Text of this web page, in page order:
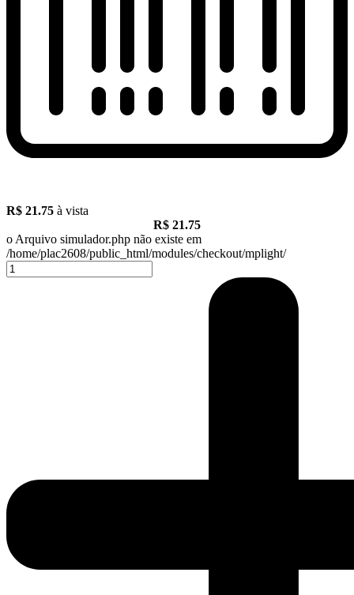
R$ 21.75 à vista
R$ 21.75
o Arquivo simulador.php não existe em
/home/plac2608/public_html/modules/checkout/mplight/